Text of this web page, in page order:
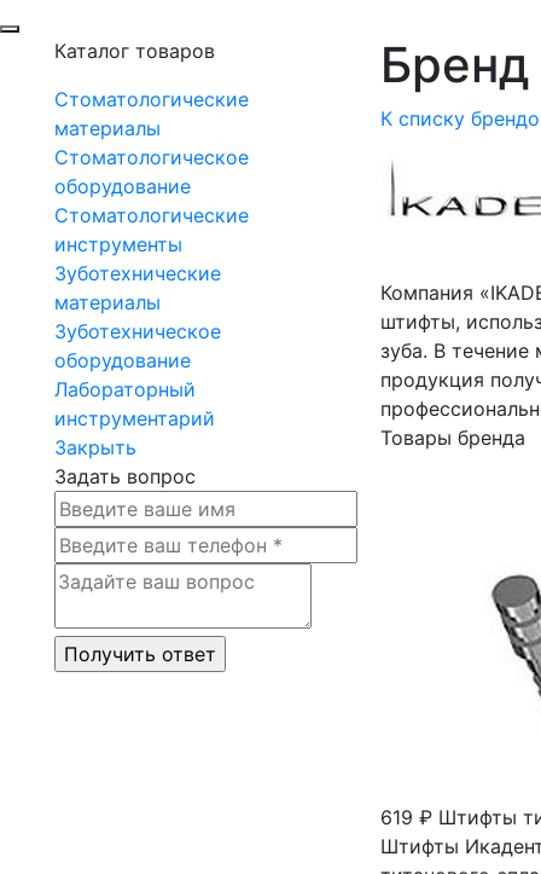
Каталог товаров
Стоматологические
материалы
Стоматологическое
оборудование
Стоматологические
инструменты
Зуботехнические
материалы
Зуботехническое
оборудование
Лабораторный
инструментарий
Закрыть
Задать вопрос
К списку
Компания
штифты,
зуба. В
продукция
Товары бренда
619 ₽ Штифты
Штифты